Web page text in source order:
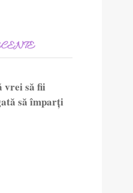
vrei să fii
să împarți